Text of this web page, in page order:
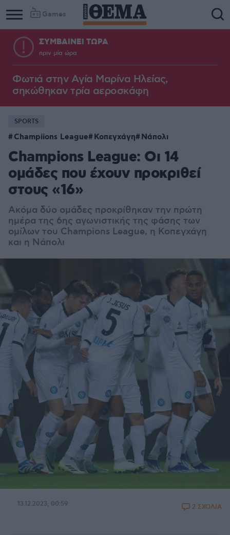
Games
ΣΥΜΒΑΙΝΕΙ ΤΩΡΑ
πριν μία ώρα
Φωτιά στην Aγία Μαρίνα Ηλείας,
σηκώθηκαν τρία αεροσκάφη
SPORTS
Champiions League Κοπεγχάγη Νάπολι
Champions League: Οι 14
ομάδες που έχουν προκριθεί
στους «16»
Ακόμα δύο ομάδες προκρίθηκαν την πρώτη
ημέρα της 6ης αγωνιστικής της φάσης των
ομίλων του Champions League, η Κοπεγχάγη
και η Νάπολι
13.12.2023, 00:59 2 ΣΧΟΛΙΑ